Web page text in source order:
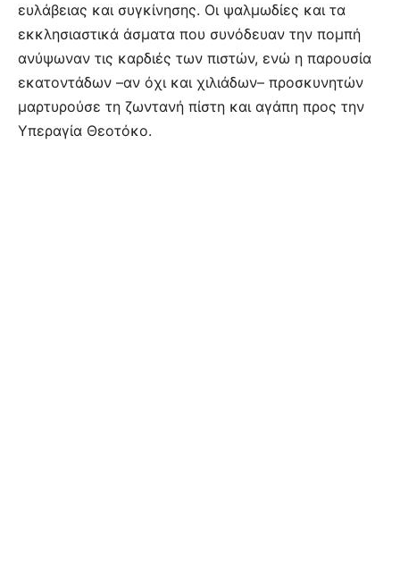
ευλάβειας και συγκίνησης. Οι ψαλμωδίες και τα
εκκλησιαστικά άσματα που συνόδευαν την πομπή
ανύψωναν τις καρδιές των πιστών, ενώ η παρουσία
εκατοντάδων –αν όχι και χιλιάδων– προσκυνητών
μαρτυρούσε τη ζωντανή πίστη και αγάπη προς την
Υπεραγία Θεοτόκο.